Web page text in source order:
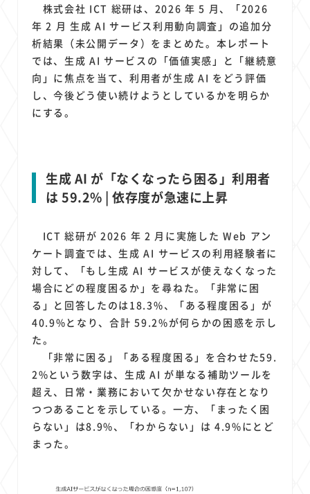
Google Pixel 1 surface 1 会社 1 価格 1 NTTドコモ 1
オンラインサロン 1
株式会社 ICT 総研は、2026 年 5 月、「2026
年 2 月 生成 AI サービス利用動向調査」の追加分
析結果（未公開データ）をまとめた。本レポート
では、生成 AI サービスの「価値実感」と「継続意
向」に焦点を当て、利用者が生成 AI をどう評価
し、今後どう使い続けようとしているかを明らか
にする。
生成 AI が「なくなったら困る」利用者
は 59.2% | 依存度が急速に上昇
ICT 総研が 2026 年 2 月に実施した Web アン
ケート調査では、生成 AI サービスの利用経験者に
対して、「もし生成 AI サービスが使えなくなった
場合にどの程度困るか」を尋ねた。「非常に困
る」と回答したのは18.3%、「ある程度困る」が
40.9%となり、合計 59.2%が何らかの困惑を示し
た。
「非常に困る」「ある程度困る」を合わせた59.
2%という数字は、生成 AI が単なる補助ツールを
超え、日常・業務において欠かせない存在となり
つつあることを示している。一方、「まったく困
らない」は8.9%、「わからない」は 4.9%にとど
まった。